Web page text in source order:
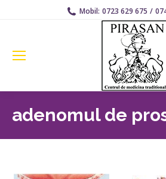
Mobil: 0723 629 675 /
adenomul de